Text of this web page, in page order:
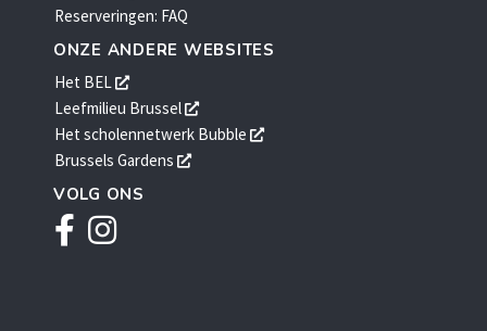
Reserveringen: FAQ
ONZE ANDERE WEBSITES
Het BEL
opent
een
nieuw
venster
Leefmilieu Brussel
opent
een
Het scholennetwerk Bubble
opent
Brussels Gardens
opent
VOLG ONS
Facebook
Instagram